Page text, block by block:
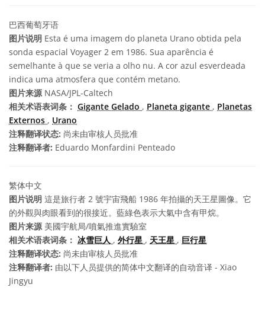
巴西葡萄牙语
图片说明 Esta é uma imagem do planeta Urano obtida pela
sonda espacial Voyager 2 em 1986. Sua aparência é
semelhante à que se veria a olho nu. A cor azul esverdeada
indica uma atmosfera que contém metano.
图片来源NASA/JPL-Caltech
相关术语表词条： Gigante Gelado , Planeta gigante , Planetas
Externos , Urano
注释翻译状态: 尚未由审核人员批准
注释翻译者: Eduardo Monfardini Penteado
繁体中文
图片说明 這是旅行者 2 號宇宙飛船 1986 年拍攝的天王星圖像。它
的外觀與肉眼看到的很接近。藍綠色表示大氣中含有甲烷。
图片来源美國宇航局/噴氣推進實驗室
相关术语表词条： 冰雪巨人 , 外行星 , 天王星 , 巨行星
注释翻译状态: 尚未由审核人员批准
注释翻译者: 由以下人员提供的简体中文翻译的自动音译 - Xiao
Jingyu